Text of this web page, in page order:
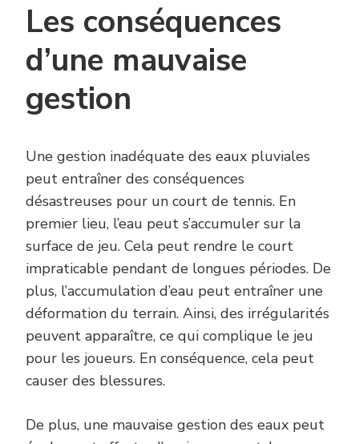
Les conséquences
d’une mauvaise
gestion
Une gestion inadéquate des eaux pluviales
peut entraîner des conséquences
désastreuses pour un court de tennis. En
premier lieu, l’eau peut s’accumuler sur la
surface de jeu. Cela peut rendre le court
impraticable pendant de longues périodes. De
plus, l’accumulation d’eau peut entraîner une
déformation du terrain. Ainsi, des irrégularités
peuvent apparaître, ce qui complique le jeu
pour les joueurs. En conséquence, cela peut
causer des blessures.
De plus, une mauvaise gestion des eaux peut